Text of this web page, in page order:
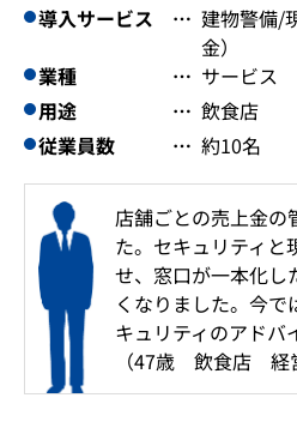
導入サービス
建物警備/
金）
業種
サービス
用途
飲食店
従業員数
約10名
店舗ごとの売上金の
た。セキュリティと
せ、窓口が一本化し
くなりました。今で
キュリティのアドバ
（47歳 飲食店 経